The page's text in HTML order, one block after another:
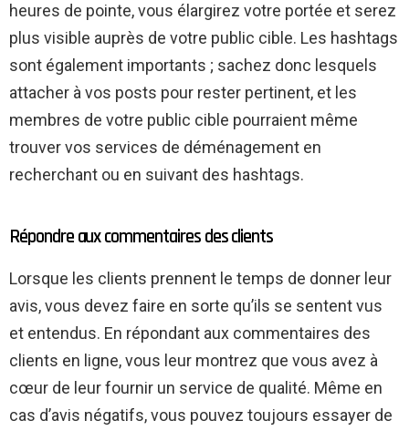
heures de pointe, vous élargirez votre portée et serez
plus visible auprès de votre public cible. Les hashtags
sont également importants ; sachez donc lesquels
attacher à vos posts pour rester pertinent, et les
membres de votre public cible pourraient même
trouver vos services de déménagement en
recherchant ou en suivant des hashtags.
Répondre aux commentaires des clients
Lorsque les clients prennent le temps de donner leur
avis, vous devez faire en sorte qu’ils se sentent vus
et entendus. En répondant aux commentaires des
clients en ligne, vous leur montrez que vous avez à
cœur de leur fournir un service de qualité. Même en
cas d’avis négatifs, vous pouvez toujours essayer de